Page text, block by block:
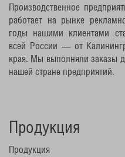
Производственное
работает на рынке
годы нашими клиентами
всей России — от
края. Мы выполняли заказы
нашей стране предприятий.
Продукция
Продукция